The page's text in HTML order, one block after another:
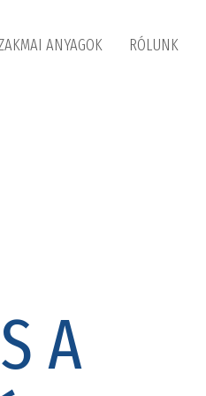
ANYAGOK RÓLUNK
A